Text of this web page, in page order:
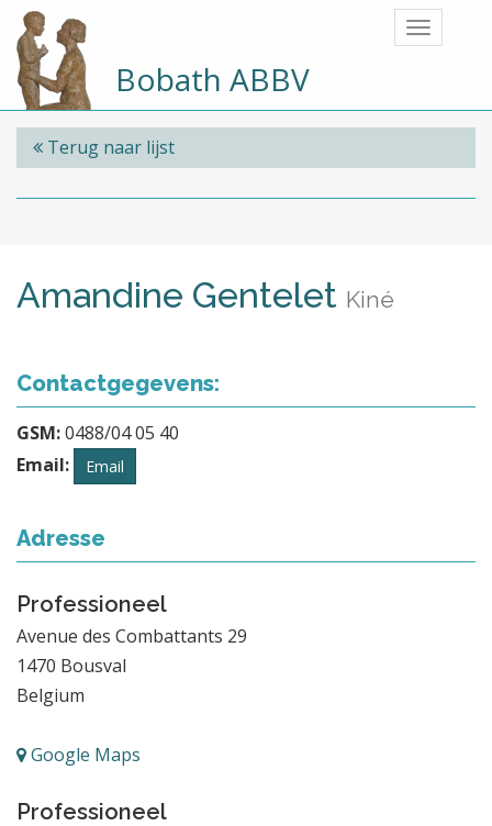
Bobath ABBV
Terug naar lijst
Amandine Gentelet Kiné
Contactgegevens:
GSM:0488/04 05 40
Email:
Email
Adresse
Professioneel
Avenue des Combattants 29
1470 Bousval
Belgium
Google Maps
Professioneel